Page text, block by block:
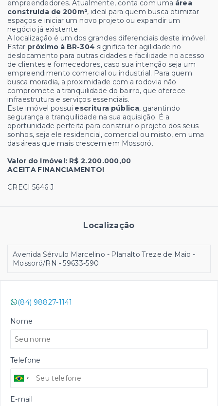
empreendedores. Atualmente, conta com uma área
construída de 200m², ideal para quem busca otimizar
espaços e iniciar um novo projeto ou expandir um
negócio já existente.
A localização é um dos grandes diferenciais deste imóvel.
Estar próximo à BR-304 significa ter agilidade no
deslocamento para outras cidades e facilidade no acesso
de clientes e fornecedores, caso sua intenção seja um
empreendimento comercial ou industrial. Para quem
busca moradia, a proximidade com a rodovia não
compromete a tranquilidade do bairro, que oferece
infraestrutura e serviços essenciais.
Este imóvel possui escritura pública, garantindo
segurança e tranquilidade na sua aquisição. É a
oportunidade perfeita para construir o projeto dos seus
sonhos, seja ele residencial, comercial ou misto, em uma
das áreas que mais crescem em Mossoró.
Valor do Imóvel: R$ 2.200.000,00
ACEITA FINANCIAMENTO!
CRECI 5646 J
Localização
Avenida Sérvulo Marcelino - Planalto Treze de Maio -
Mossoró/RN - 59633-590
(84) 98827-1141
Nome
Telefone
E-mail